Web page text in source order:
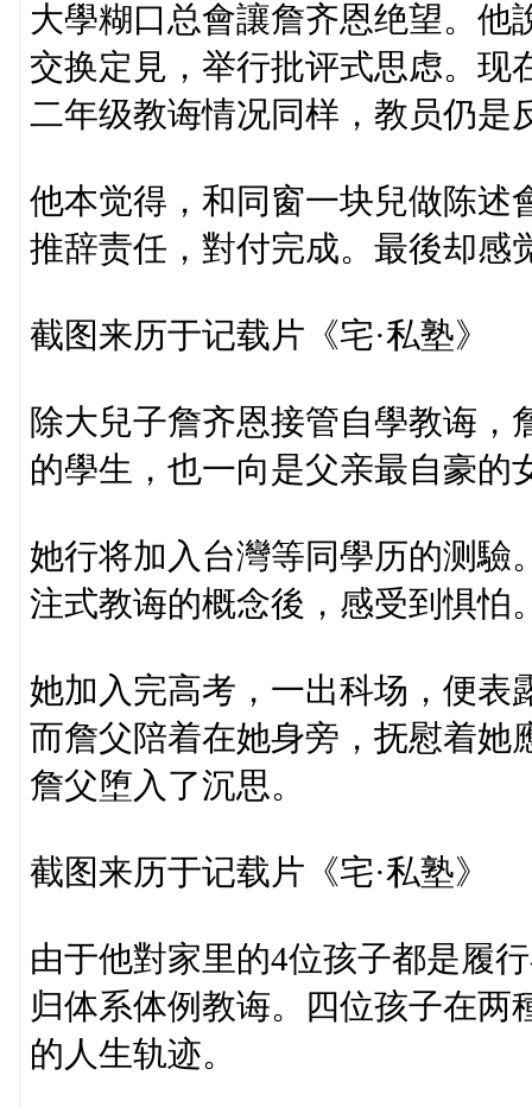
大學糊口总會讓詹齐恩绝望。他
交换定見，举行批评式思虑。现
二年级教诲情况同样，教员仍是
他本觉得，和同窗一块兒做陈述
推辞责任，對付完成。最後却感
截图来历于记载片《宅·私塾》
除大兒子詹齐恩接管自學教诲，
的學生，也一向是父亲最自豪的
她行将加入台灣等同學历的测驗
注式教诲的概念後，感受到惧怕
她加入完高考，一出科场，便表
而詹父陪着在她身旁，抚慰着她
詹父堕入了沉思。
截图来历于记载片《宅·私塾》
由于他對家里的4位孩子都是履
归体系体例教诲。四位孩子在两
的人生轨迹。